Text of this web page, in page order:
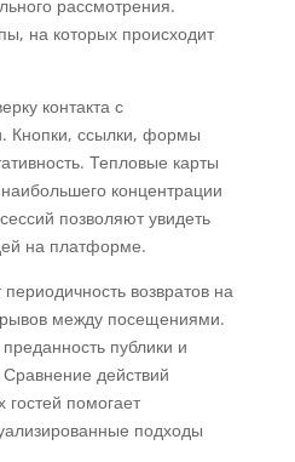
рассмотрения.
на которых происходит
контакта с
Кнопки, ссылки, формы
Тепловые карты
концентрации
позволяют увидеть
на платформе.
возвратов на
между посещениями.
публики и
действий
помогает
подходы